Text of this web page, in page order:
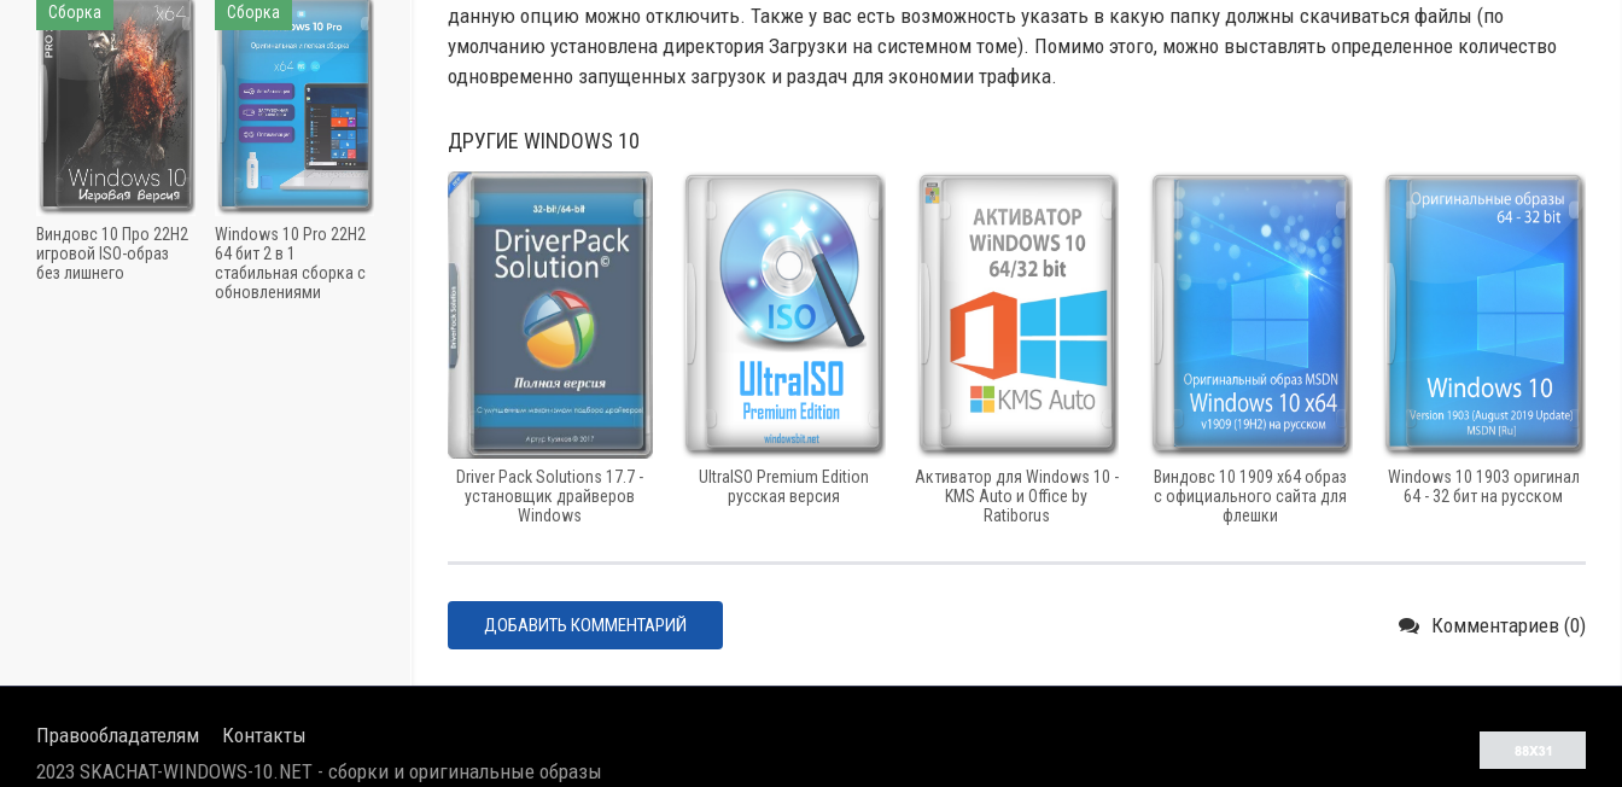
данную опцию можно отключить. Также у вас есть возможность указать в какую папку должны скачиваться файлы (по
умолчанию установлена директория Загрузки на системном томе). Помимо этого, можно выставлять определенное количество
одновременно запущенных загрузок и раздач для экономии трафика.
ДРУГИЕ WINDOWS 10
Driver Pack Solutions 17.7 -
установщик драйверов
Windows
UltraISO Premium Edition
русская версия
Активатор для Windows 10 -
KMS Auto и Office by
Ratiborus
Виндовс 10 1909 x64 образ
с официального сайта для
флешки
Windows 10 1903 оригинал
64 - 32 бит на русском
ДОБАВИТЬ КОММЕНТАРИЙ Комментариев (0)
Сборка
Виндовс 10 Про 22H2
игровой ISO-образ
без лишнего
Сборка
Windows 10 Pro 22H2
64 бит 2 в 1
стабильная сборка с
обновлениями
Правообладателям
Контакты
2023 SKACHAT-WINDOWS-10.NET - сборки и оригинальные образы